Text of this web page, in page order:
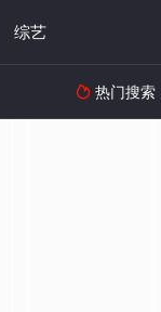
综艺
 热门搜索